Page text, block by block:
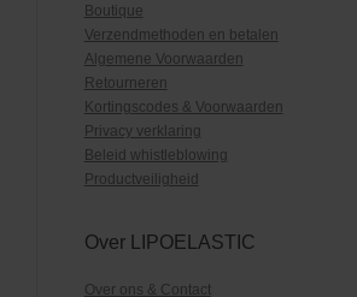
Boutique
Verzendmethoden en betalen
Algemene Voorwaarden
Retourneren
Kortingscodes & Voorwaarden
Privacy verklaring
Beleid whistleblowing
Productveiligheid
Over LIPOELASTIC
Over ons & Contact